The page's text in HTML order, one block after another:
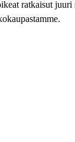
ratkaisut juuri